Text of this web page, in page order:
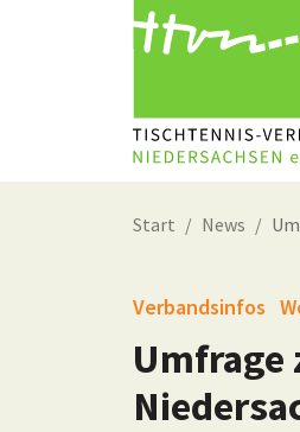
Start News
Verbandsinfos
Umfrage